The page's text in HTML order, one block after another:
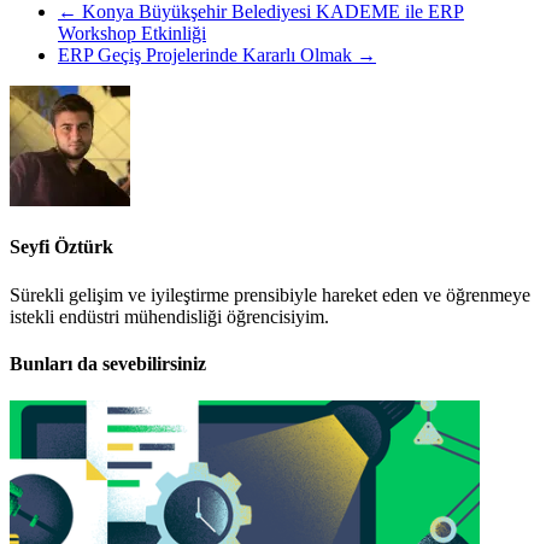
← Konya Büyükşehir Belediyesi KADEME ile ERP
Workshop Etkinliği
ERP Geçiş Projelerinde Kararlı Olmak →
Seyfi Öztürk
Sürekli gelişim ve iyileştirme prensibiyle hareket eden ve öğrenmeye
istekli endüstri mühendisliği öğrencisiyim.
Bunları da sevebilirsiniz